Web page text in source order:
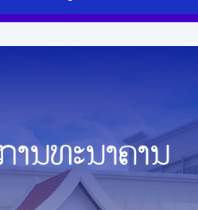
ນທະນາຄານ